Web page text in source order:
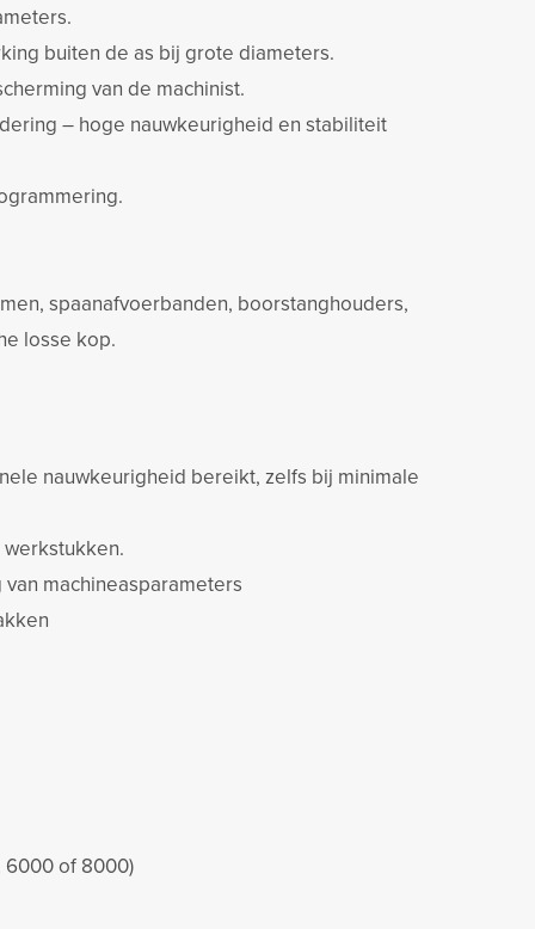
buiten de as bij grote diameters.
van de machinist.
– hoge nauwkeurigheid en stabiliteit
spaanafvoerbanden, boorstanghouders,
losse kop.
nauwkeurigheid bereikt, zelfs bij minimale
machineasparameters
6000 of 8000)